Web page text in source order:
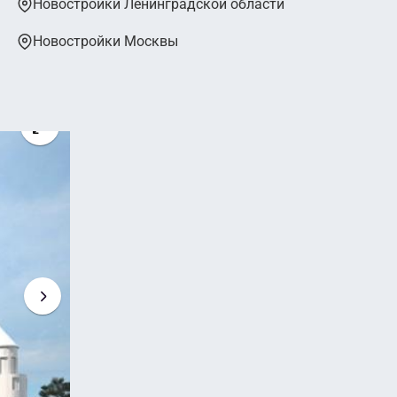
Новостройки Ленинградской области
Новостройки Москвы